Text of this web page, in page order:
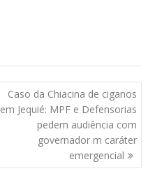
Caso da Chiacina de ciganos
em Jequié: MPF e Defensorias
pedem audiência com
governador m caráter
emergencial